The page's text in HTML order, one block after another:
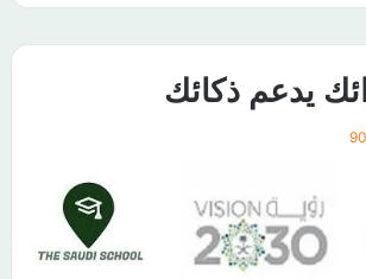
يدعم ذكائك